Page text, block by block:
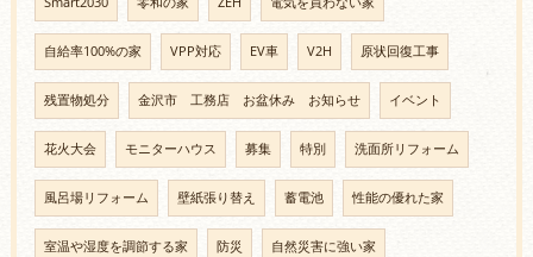
自給率100%の家 VPP対応 EV車 V2H 原状回復工事
残置物処分 金沢市 工務店 お盆休み お知らせ イベント
花火大会 モニターハウス 募集 特別 洗面所リフォーム
風呂場リフォーム 壁紙張り替え 蓄電池 性能の優れた家
室温や湿度を調節する家 防災 自然災害に強い家